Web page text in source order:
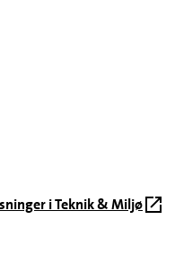
i Teknik & Miljø